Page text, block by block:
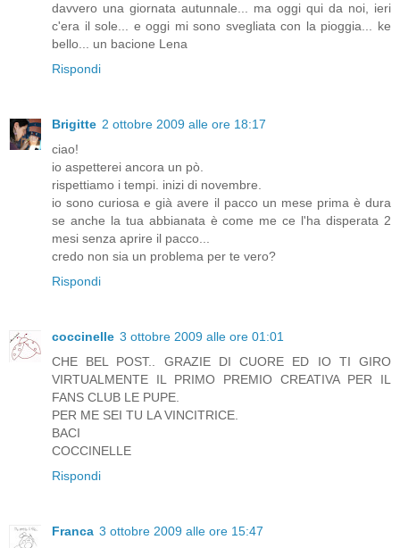
davvero una giornata autunnale... ma oggi qui da noi, ieri
c'era il sole... e oggi mi sono svegliata con la pioggia... ke
bello... un bacione Lena
Rispondi
Brigitte 2 ottobre 2009 alle ore 18:17
ciao!
io aspetterei ancora un pò.
rispettiamo i tempi. inizi di novembre.
io sono curiosa e già avere il pacco un mese prima è dura
se anche la tua abbianata è come me ce l'ha disperata 2
mesi senza aprire il pacco...
credo non sia un problema per te vero?
Rispondi
coccinelle 3 ottobre 2009 alle ore 01:01
CHE BEL POST.. GRAZIE DI CUORE ED IO TI GIRO
VIRTUALMENTE IL PRIMO PREMIO CREATIVA PER IL
FANS CLUB LE PUPE.
PER ME SEI TU LA VINCITRICE.
BACI
COCCINELLE
Rispondi
Franca 3 ottobre 2009 alle ore 15:47